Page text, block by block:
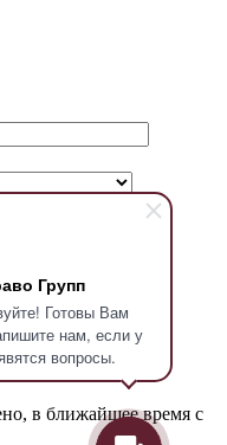
Групп
Готовы Вам
нам, если у
вопросы.
данных
данных
в ближайшее время с